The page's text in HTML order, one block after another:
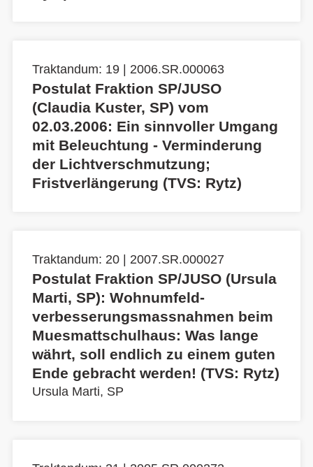
Traktandum: 19 | 2006.SR.000063
Postulat Fraktion SP/JUSO
(Claudia Kuster, SP) vom
02.03.2006: Ein sinnvoller Umgang
mit Beleuchtung - Verminderung
der Lichtverschmutzung;
Fristverlängerung (TVS: Rytz)
Traktandum: 20 | 2007.SR.000027
Postulat Fraktion SP/JUSO (Ursula
Marti, SP): Wohnumfeld-
verbesserungsmassnahmen beim
Muesmattschulhaus: Was lange
währt, soll endlich zu einem guten
Ende gebracht werden! (TVS: Rytz)
Ursula Marti, SP